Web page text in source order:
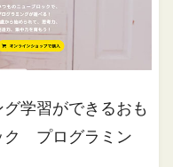
学習ができるおも
ク プログラミン